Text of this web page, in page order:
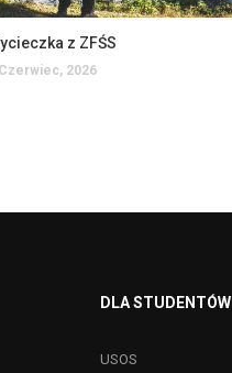
z ZFŚS
2026
DLA STUDENTÓW
USOS